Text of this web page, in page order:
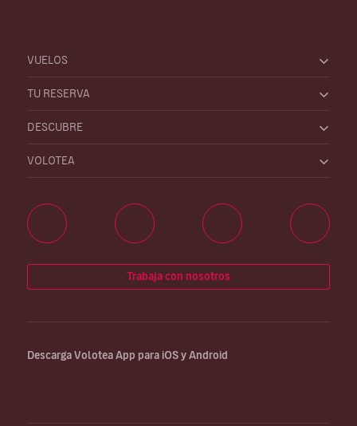
VUELOS
TU RESERVA
DESCUBRE
VOLOTEA
Trabaja con nosotros
Descarga Volotea App para iOS y Android